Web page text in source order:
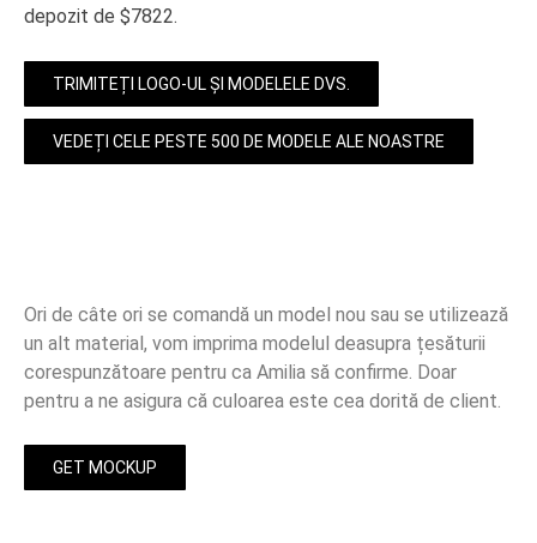
depozit de $7822.
TRIMITEȚI LOGO-UL ȘI MODELELE DVS.
VEDEȚI CELE PESTE 500 DE MODELE ALE NOASTRE
Ori de câte ori se comandă un model nou sau se utilizează
un alt material, vom imprima modelul deasupra țesăturii
corespunzătoare pentru ca Amilia să confirme. Doar
pentru a ne asigura că culoarea este cea dorită de client.
GET MOCKUP